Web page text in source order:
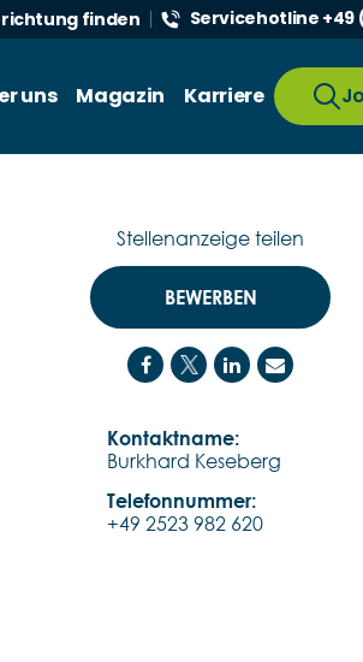
finden Servicehotline +49
uns Magazin Karriere
BEWERBEN
Kontaktname:
Burkhard Keseberg
Telefonnummer:
+49 2523 982 620
Stellenanzeige teilen